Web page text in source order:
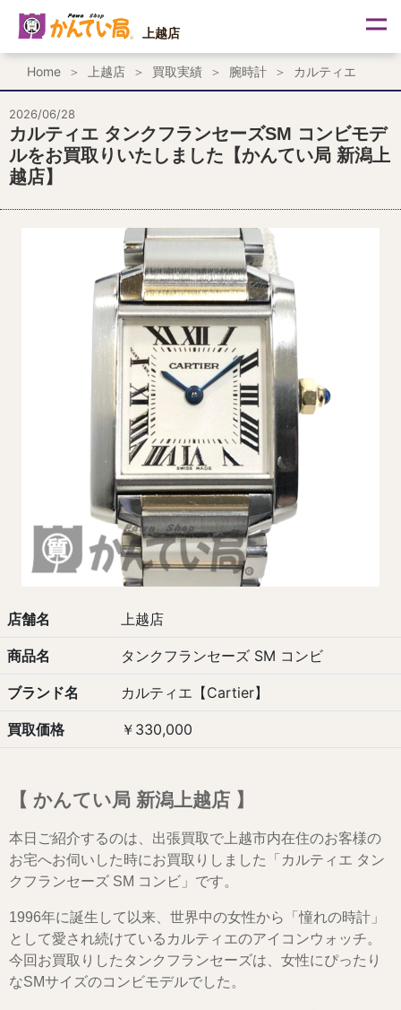
ス
ッ
プ
上越店
Home 上越店 買取実績 腕時計 カルティエ
2026/06/28
カルティエ タンクフランセーズSM コンビモデ
ルをお買取りいたしました【かんてい局 新潟上
越店】
店舗名 上越店
商品名 タンクフランセーズ SM コンビ
ブランド名 カルティエ【Cartier】
買取価格 ￥330,000
【 かんてい局 新潟上越店 】
本日ご紹介するのは、出張買取で上越市内在住のお客様の
お宅へお伺いした時にお買取りしました「カルティエ タン
クフランセーズ SM コンビ」です。
1996年に誕生して以来、世界中の女性から「憧れの時計」
として愛され続けているカルティエのアイコンウォッチ。
今回お買取りしたタンクフランセーズは、女性にぴったり
なSMサイズのコンビモデルでした。